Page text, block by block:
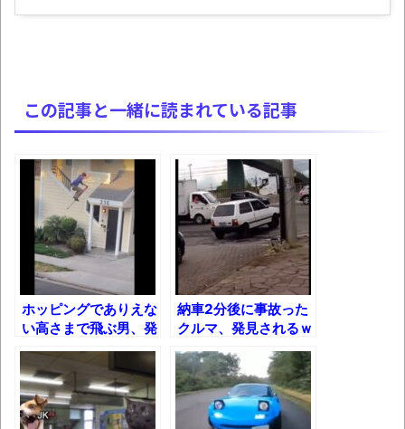
す(若干ネタバレあり) 26/07/25
果速報（仮）
体験談：仕事で同じビルの中に入っている
グループ会社の嫁子 [ほのぼの]
葉月つばさちゃん、昔から見てるんだけど
かなりお姉さんになったね
壊れたエアコンと歌えないボク
バージョンアップ情報更新 AOMEI
Backupper Standard 8.3.0 などバージョンア
ップ
高嶋ちさ子、ダウン症の姉が暴行事件！事
件の一部始終と衝撃の結末
【呆然】北海道旅行ワイ「ウニイクラ丼特
この記事と一緒に読まれている記事
ホッピングでありえな
い高さまで飛ぶ男、発
見されるｗｗｗ
納車2分後に事故った
クルマ、発見されるｗ
ｗｗ